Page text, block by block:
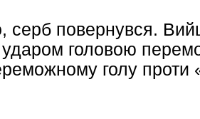
серб повернувся.
ударом головою
голу